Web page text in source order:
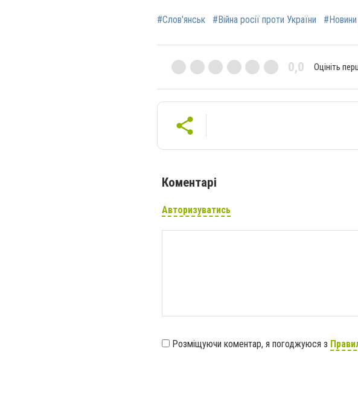
#Слов'янськ #Війна росії проти України
0,0 Оцініть
Коментарі
Авторизуватись
Розміщуючи коментар, я погоджуюся з